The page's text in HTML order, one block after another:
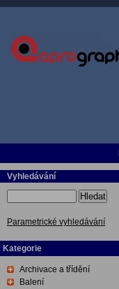
Vyhledávání
Hledat
Parametrické vyhledávání
Kategorie
Archivace a třídění
Balení